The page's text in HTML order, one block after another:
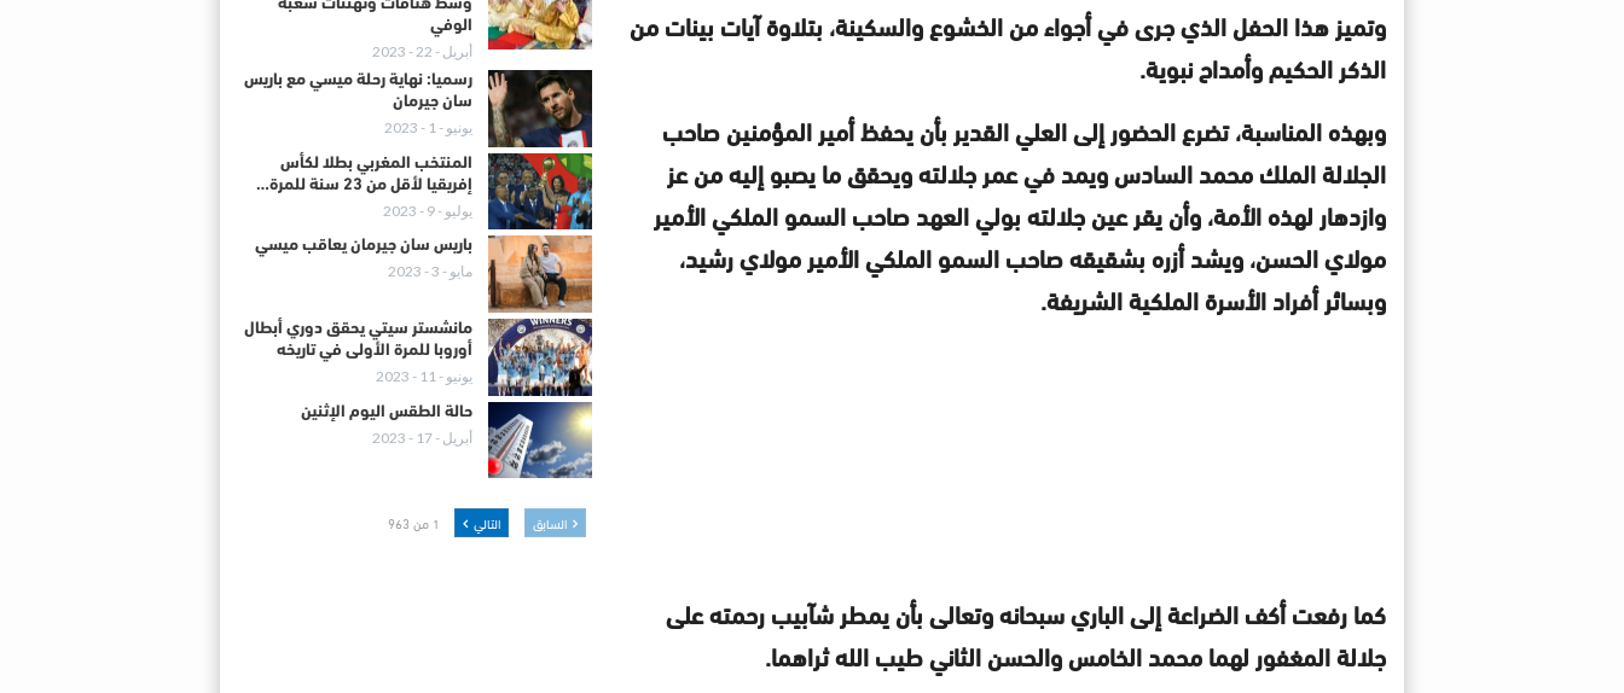
وتميز هذا الحفل الذي جرى في أجواء من الخشوع والسكينة، بتلاوة آيات بينات من
الذكر الحكيم وأمداح نبوية.
وبهذه المناسبة، تضرع الحضور إلى العلي القدير بأن يحفظ أمير المؤمنين صاحب
الجلالة الملك محمد السادس ويمد في عمر جلالته ويحقق ما يصبو إليه من عز
وازدهار لهذه الأمة، وأن يقر عين جلالته بولي العهد صاحب السمو الملكي الأمير
مولاي الحسن، ويشد أزره بشقيقه صاحب السمو الملكي الأمير مولاي رشيد،
وبسائر أفراد الأسرة الملكية الشريفة.
كما رفعت أكف الضراعة إلى الباري سبحانه وتعالى بأن يمطر شآبيب رحمته على
جلالة المغفور لهما محمد الخامس والحسن الثاني طيب الله ثراهما.
وسط هتافات وتهنئات شعبه
الوفي
أبريل - 22 - 2023
رسميا: نهاية رحلة ميسي مع باريس
سان جيرمان
يونيو - 1 - 2023
المنتخب المغربي بطلا لكأس
إفريقيا لأقل من 23 سنة للمرة…
يوليو - 9 - 2023
باريس سان جيرمان يعاقب ميسي
مايو - 3 - 2023
مانشستر سيتي يحقق دوري أبطال
أوروبا للمرة الأولى في تاريخه
يونيو - 11 - 2023
حالة الطقس اليوم الإثنين
أبريل - 17 - 2023
السابق التالي 1 من 963